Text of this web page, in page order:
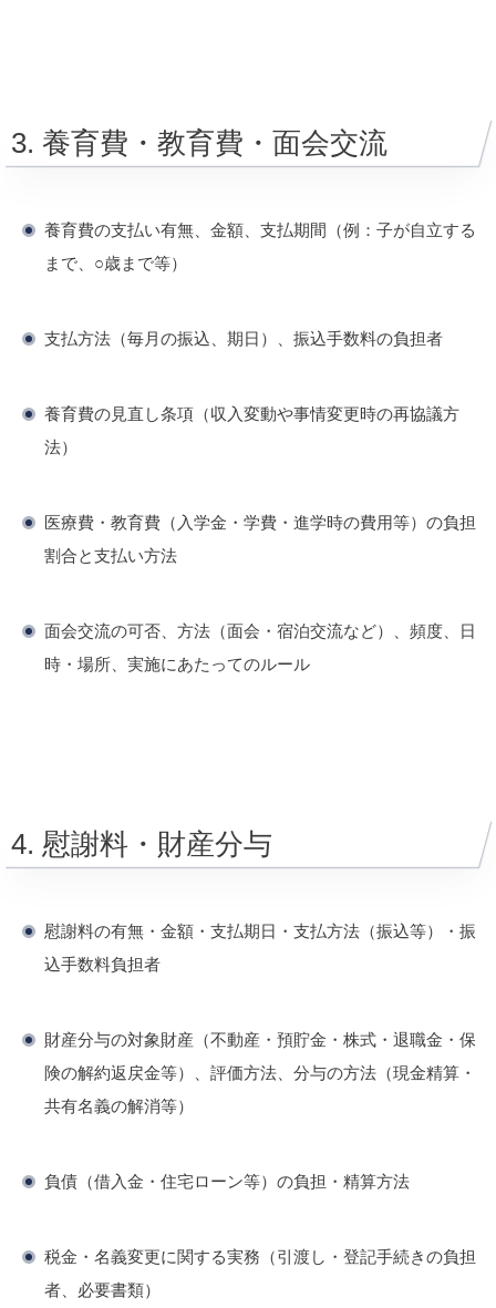
3. 養育費・教育費・面会交流
養育費の支払い有無、金額、支払期間（例：子が自立する
まで、○歳まで等）
支払方法（毎月の振込、期日）、振込手数料の負担者
養育費の見直し条項（収入変動や事情変更時の再協議方
法）
医療費・教育費（入学金・学費・進学時の費用等）の負担
割合と支払い方法
面会交流の可否、方法（面会・宿泊交流など）、頻度、日
時・場所、実施にあたってのルール
4. 慰謝料・財産分与
慰謝料の有無・金額・支払期日・支払方法（振込等）・振
込手数料負担者
財産分与の対象財産（不動産・預貯金・株式・退職金・保
険の解約返戻金等）、評価方法、分与の方法（現金精算・
共有名義の解消等）
負債（借入金・住宅ローン等）の負担・精算方法
税金・名義変更に関する実務（引渡し・登記手続きの負担
者、必要書類）